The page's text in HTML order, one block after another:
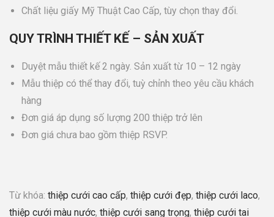
Chất liệu giấy Mỹ Thuật Cao Cấp, tùy chọn thay đổi.
QUY TRÌNH THIẾT KẾ – SẢN XUẤT
Duyệt mẫu thiết kế 2 ngày. Sản xuất từ 10 – 12 ngày
Mẫu thiệp có thể thay đổi, tuỳ chỉnh theo yêu cầu khách
hàng
Đơn giá áp dụng số lượng 200 thiệp trở lên
Đơn giá chưa bao gồm thiệp RSVP.
Từ khóa: thiệp cưới cao cấp, thiệp cưới đẹp, thiệp cưới laco,
thiệp cưới màu nước, thiệp cưới sang trọng, thiệp cưới tai